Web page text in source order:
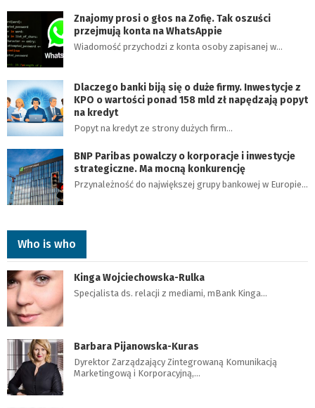
Znajomy prosi o głos na Zofię. Tak oszuści
przejmują konta na WhatsAppie
Wiadomość przychodzi z konta osoby zapisanej w…
Dlaczego banki biją się o duże firmy. Inwestycje z
KPO o wartości ponad 158 mld zł napędzają popyt
na kredyt
Popyt na kredyt ze strony dużych firm…
BNP Paribas powalczy o korporacje i inwestycje
strategiczne. Ma mocną konkurencję
Przynależność do największej grupy bankowej w Europie…
Who is who
Kinga Wojciechowska-Rulka
Specjalista ds. relacji z mediami, mBank Kinga…
Barbara Pijanowska-Kuras
Dyrektor Zarządzający Zintegrowaną Komunikacją
Marketingową i Korporacyjną,…